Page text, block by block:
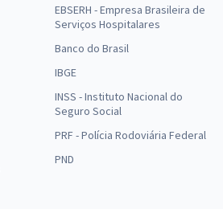
EBSERH - Empresa Brasileira de
Serviços Hospitalares
Banco do Brasil
IBGE
INSS - Instituto Nacional do
Seguro Social
PRF - Polícia Rodoviária Federal
PND